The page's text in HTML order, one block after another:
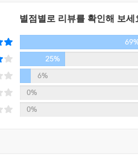
. 현대 사회는 금융위기, 기후
에 대비하기 위한 가이드가 필요
쟁과 위기의 시기에 태어났
것은 사물 그 자체가 아니라 그
별점별로 리뷰를 확인해 보세
25%
6%
0%
0%